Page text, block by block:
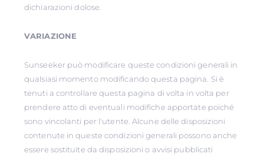
dichiarazioni dolose.
VARIAZIONE
Sunseeker può modificare queste condizioni generali in
qualsiasi momento modificando questa pagina. Si è
tenuti a controllare questa pagina di volta in volta per
prendere atto di eventuali modifiche apportate poiché
sono vincolanti per l'utente. Alcune delle disposizioni
contenute in queste condizioni generali possono anche
essere sostituite da disposizioni o avvisi pubblicati